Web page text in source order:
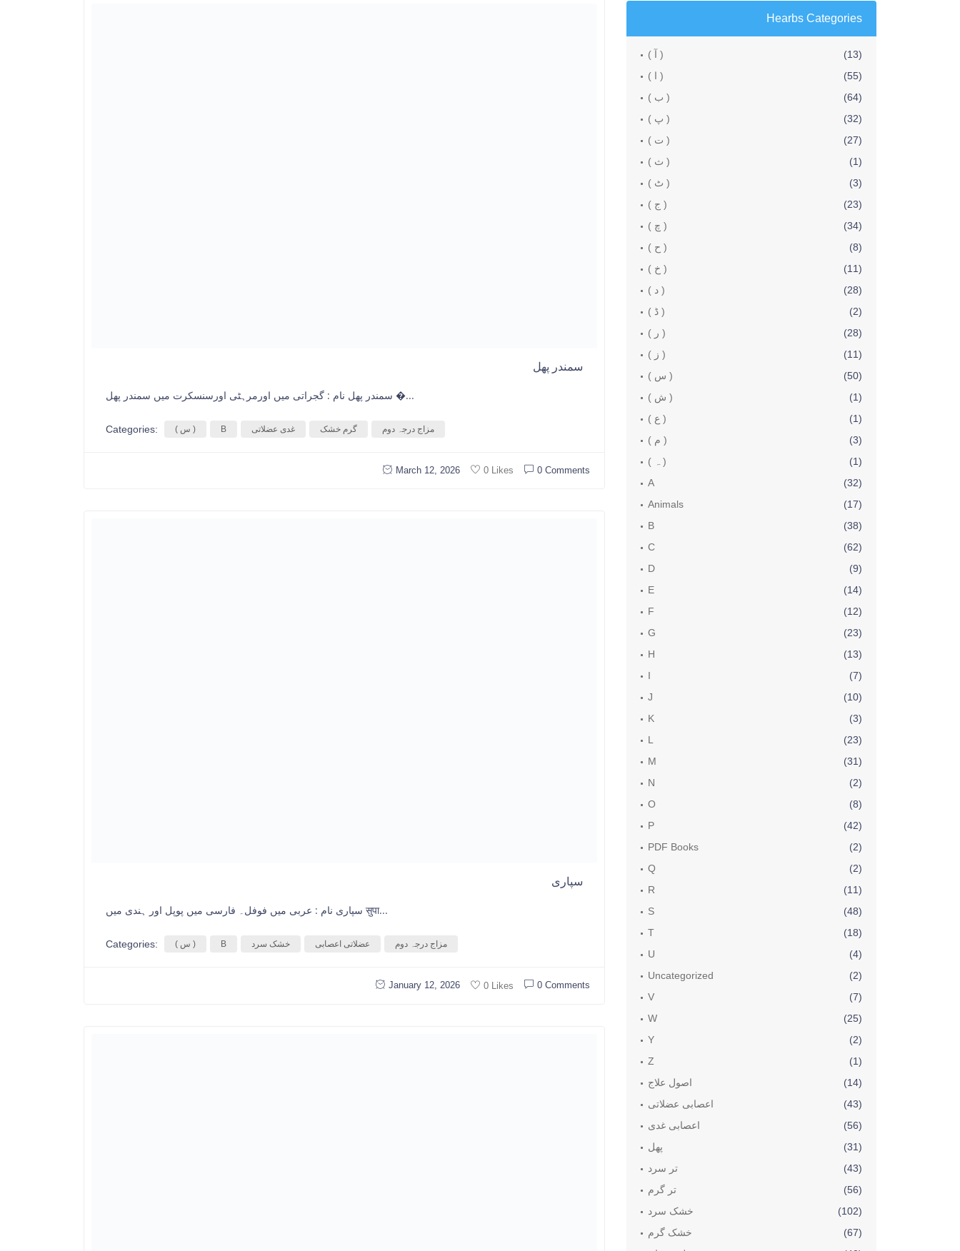
سمندر پھل
سمندر پھل نام : گجراتی میں اورمرہٹی اورسنسکرت میں سمندر پھل �...
Categories: ( س ) B غدی عضلاتی گرم خشک مزاج درجہ دوم
March 12, 2026 0 Likes 0 Comments
سپاری
سپاری نام : عربی میں فوفل۔ فارسی میں پوپل اور ہندی میں सुपा...
Categories: ( س ) B خشک سرد عضلاتی اعصابی مزاج درجہ دوم
January 12, 2026 0 Likes 0 Comments
Hearbs Categories
( آ )
(13)
( ا )
(55)
( ب )
(64)
( پ )
(32)
( ت )
(27)
( ث )
(1)
( ٹ )
(3)
( ج )
(23)
( چ )
(34)
( ح )
(8)
( خ )
(11)
( د )
(28)
( ڈ )
(2)
( ر )
(28)
( ز )
(11)
( س )
(50)
( ش )
(1)
( ع )
(1)
( م )
(3)
( ہ )
(1)
A
(32)
Animals
(17)
B
(38)
C
(62)
D
(9)
E
(14)
F
(12)
G
(23)
H
(13)
I
(7)
J
(10)
K
(3)
L
(23)
M
(31)
N
(2)
O
(8)
P
(42)
PDF Books
(2)
Q
(2)
R
(11)
S
(48)
T
(18)
U
(4)
Uncategorized
(2)
V
(7)
W
(25)
Y
(2)
Z
(1)
اصول علاج
(14)
اعصابی عضلاتی
(43)
اعصابی غدی
(56)
پھل
(31)
تر سرد
(43)
تر گرم
(56)
خشک سرد
(102)
خشک گرم
(67)